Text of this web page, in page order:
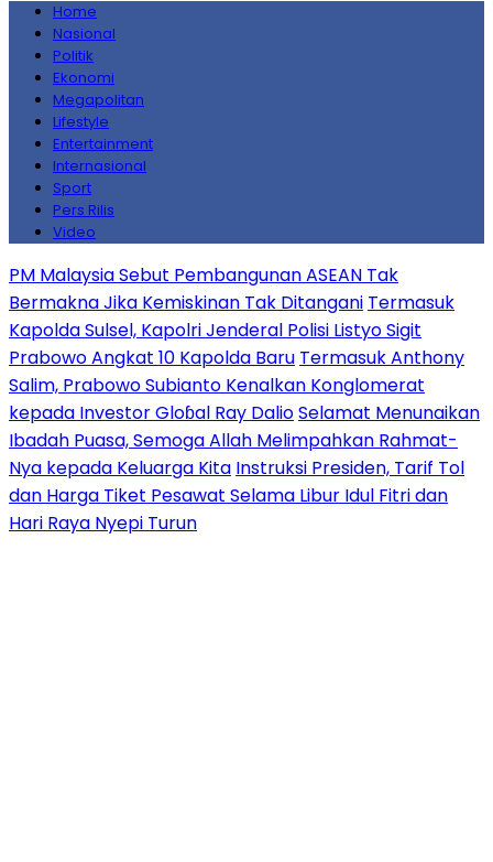
Home
Nasional
Politik
Ekonomi
Megapolitan
Lifestyle
Entertainment
Internasional
Sport
Pers Rilis
Video
PM Malaysia Sebut Pembangunan ASEAN Tak
Bermakna Jika Kemiskinan Tak Ditangani Termasuk
Kapolda Sulsel, Kapolri Jenderal Polisi Listyo Sigit
Prabowo Angkat 10 Kapolda Baru Termasuk Anthony
Salim, Prabowo Subianto Kenalkan Konglomerat
kepada Investor Gloɓal Ray DalioSelamat Menunaikan
Ibadah Puasa, Semoga Allah Melimpahkan Rahmat-
Nya kepada Keluarga Kita Instruksi Presiden, Tarif Tol
dan Harga Tiket Pesawat Selama Libur Idul Fitri dan
Hari Raya Nyepi Turun